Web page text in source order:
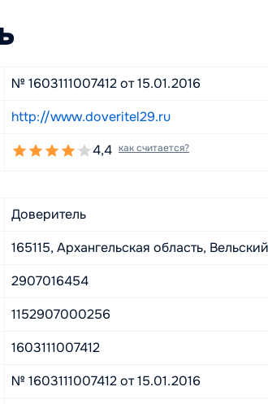
№ 1603111007412 от 15.01.2016
http://www.doveritel29.ru
4,4 как считается?
Доверитель
165115, Архангельская область,
2907016454
1152907000256
1603111007412
№ 1603111007412 от 15.01.2016